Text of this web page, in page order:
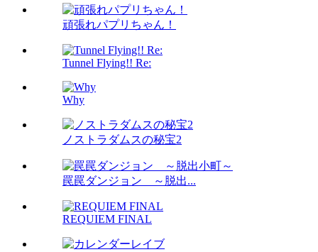
頑張れパプリちゃん！
Tunnel Flying!! Re:
Why
ノストラダムスの秘宝2
罠罠ダンジョン ～脱出...
REQUIEM FINAL